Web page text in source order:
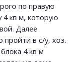
по правую
4 кв м, которую
Далее
в с/у, хоз.
4 кв м